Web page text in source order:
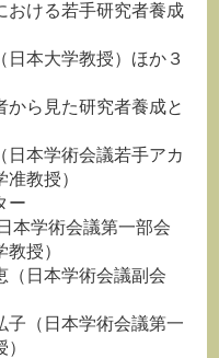
ける若手研究者養成
学教授）ほか３
ら見た研究者養成と
術会議若手アカ
教授）
ー
術会議第一部会
授）
（日本学術会議副会
子（日本学術会議第一